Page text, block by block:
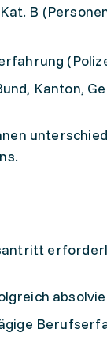
B
Kanton,